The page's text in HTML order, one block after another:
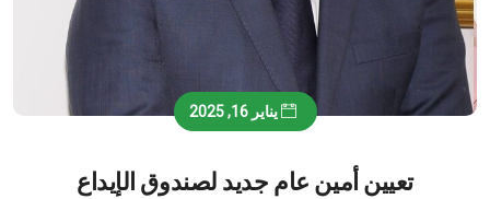
يناير 16, 2025
تعيين أمين عام جديد لصندوق الإيداع